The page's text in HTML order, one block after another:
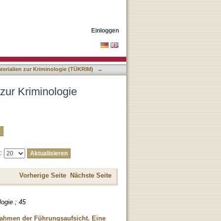
Einloggen
zur Kriminologie (TÜKRIM) →
Kriminologie
Vorherige Seite Nächste Seite
; 45
der Führungsaufsicht. Eine